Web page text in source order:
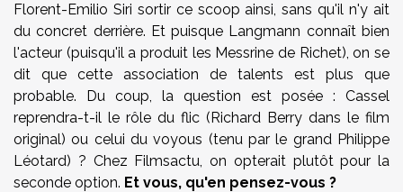
Florent-Emilio Siri sortir ce scoop ainsi, sans qu'il n'y ait
du concret derrière. Et puisque Langmann connaît bien
l'acteur (puisqu'il a produit les Messrine de Richet), on se
dit que cette association de talents est plus que
probable. Du coup, la question est posée : Cassel
reprendra-t-il le rôle du flic (Richard Berry dans le film
original) ou celui du voyous (tenu par le grand Philippe
Léotard) ? Chez Filmsactu, on opterait plutôt pour la
seconde option. Et vous, qu'en pensez-vous ?